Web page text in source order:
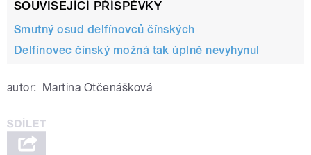
SOUVISEJÍCÍ PŘÍSPĚVKY
Smutný osud delfínovců čínských
Delfínovec čínský možná tak úplně nevyhynul
autor: Martina Otčenášková